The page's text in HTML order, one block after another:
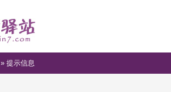
» 提示信息